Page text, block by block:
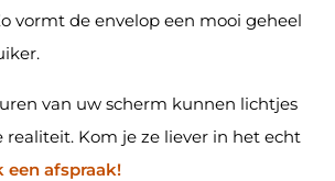
vormt de envelop een mooi geheel
van uw scherm kunnen lichtjes
realiteit. Kom je ze liever in het echt
een afspraak!